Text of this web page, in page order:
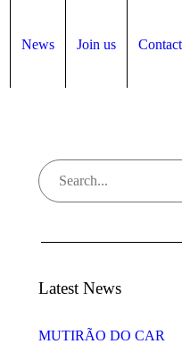
News Join us
Latest News
MUTIRÃO DO CAR